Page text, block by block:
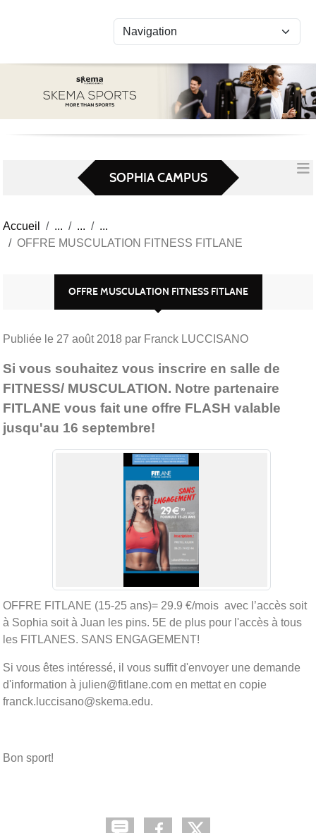
SOPHIA CAMPUS
Accueil
OFFRE MUSCULATION FITNESS FITLANE
OFFRE MUSCULATION FITNESS FITLANE
Publiée le 27 août 2018 par Franck LUCCISANO
Si vous souhaitez vous inscrire en salle de
FITNESS/ MUSCULATION. Notre partenaire
FITLANE vous fait une offre FLASH valable
jusqu'au 16 septembre!
OFFRE FITLANE (15-25 ans)= 29.9 €/mois avec l’accès soit
à Sophia soit à Juan les pins. 5E de plus pour l'accès à tous
les FITLANES. SANS ENGAGEMENT!
Si vous êtes intéressé, il vous suffit d'envoyer une demande
d'information à julien@fitlane.com en mettat en copie
franck.luccisano@skema.edu.
Bon sport!